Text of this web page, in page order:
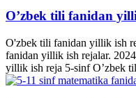
O’zbek tili fanidan
O'zbek tili fanidan yillik ish
fanidan yillik ish rejalar.
yillik ish reja 5-sinf O’zbek